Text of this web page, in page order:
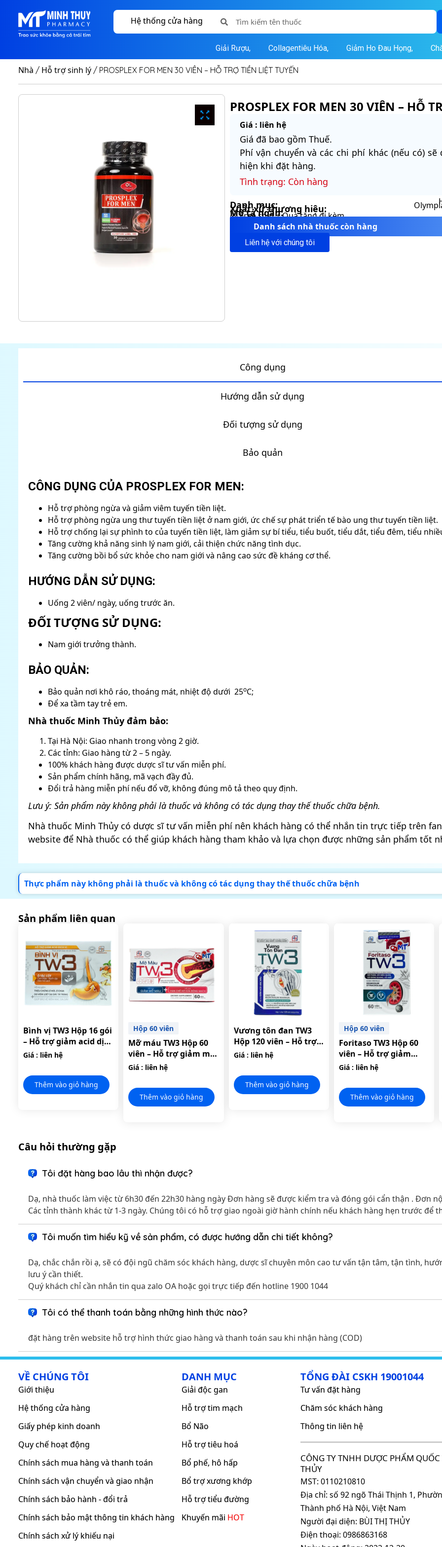
Hệ thống cửa hàng
Giải Rượu, Collagentiêu Hóa, Giảm Ho Đau Họng,
Nhà / Hỗ trợ sinh lý / PROSPLEX FOR MEN 30 VIÊN – HỖ TRỢ TIỀN LIỆT TUYẾN
PROSPLEX FOR MEN 30 VIÊN – HỖ
Giá : liên hệ
Giá đã bao gồm Thuế.
Phí vận chuyển và các chi phí khác (nếu có) sẽ
hiện khi đặt hàng.
Tình trạng: Còn hàng
Danh mục:
Xuất xứ thương hiệu:
Mô tả ngắn:
🎁 Free ship + Quà tặng đi kèm
Danh sách nhà thuốc còn hàng
Liên hệ với chúng tôi
Công dụng
Hướng dẫn sử dụng
Đối tượng sử dụng
Bảo quản
CÔNG DỤNG CỦA PROSPLEX FOR MEN:
Hỗ trợ phòng ngừa và giảm viêm tuyến tiền liệt.
Hỗ trợ phòng ngừa ung thư tuyến tiền liệt ở nam giới, ức chế sự phát triển tế bào ung thư tuyến tiền liệt.
Hỗ trợ chống lại sự phình to của tuyến tiền liệt, làm giảm sự bí tiểu, tiểu buốt, tiểu dắt, tiểu đêm, tiểu
Tăng cường khả năng sinh lý nam giới, cải thiện chức năng tình dục.
Tăng cường bồi bổ sức khỏe cho nam giới và nâng cao sức đề kháng cơ thể.
HƯỚNG DẪN SỬ DỤNG:
Uống 2 viên/ ngày, uống trước ăn.
ĐỐI TƯỢNG SỬ DỤNG:
Nam giới trưởng thành.
BẢO QUẢN:
Bảo quản nơi khô ráo, thoáng mát, nhiệt độ dưới 25oC;
Để xa tầm tay trẻ em.
Nhà thuốc Minh Thủy đảm bảo:
Tại Hà Nội: Giao nhanh trong vòng 2 giờ.
Các tỉnh: Giao hàng từ 2 – 5 ngày.
100% khách hàng được dược sĩ tư vấn miễn phí.
Sản phẩm chính hãng, mã vạch đầy đủ.
Đổi trả hàng miễn phí nếu đổ vỡ, không đúng mô tả theo quy định.
Lưu ý: Sản phẩm này không phải là thuốc và không có tác dụng thay thế thuốc chữa bệnh.
Nhà thuốc Minh Thủy có dược sĩ tư vấn miễn phí nên khách hàng có thể nhắn tin trực tiếp trên
website để Nhà thuốc có thể giúp khách hàng tham khảo và lựa chọn được những sản phẩm tốt
Thực phẩm này không phải là thuốc và không có tác dụng thay thế thuốc chữa bệnh
Sản phẩm liên quan
Bình vị TW3 Hộp 16 gói
– Hỗ trợ giảm acid dịch
vị.
Giá : liên hệ
Thêm vào giỏ hàng
Hộp 60 viên
Mỡ máu TW3 Hộp 60
viên – Hỗ trợ giảm mỡ
máu, hạn chế xơ vữa
động mạch.
Giá : liên hệ
Thêm vào giỏ hàng
Vương tôn đan TW3
Hộp 120 viên – Hỗ trợ
giảm acid uric máu.
Giá : liên hệ
Thêm vào giỏ hàng
Hộp 60 viên
Foritaso TW3 Hộp 60
viên – Hỗ trợ giảm
nguy cơ hình thành
Giá : liên hệ
Thêm vào giỏ hàng
Câu hỏi thường gặp
Tôi đặt hàng bao lâu thì nhận được?
Dạ, nhà thuốc làm việc từ 6h30 đến 22h30 hàng ngày Đơn hàng sẽ được kiểm tra và đóng gói cẩn thận . Đơn
Các tỉnh thành khác từ 1-3 ngày. Chúng tôi có hỗ trợ giao ngoài giờ hành chính nếu khách hàng hẹn trước để
Tôi muốn tìm hiểu kỹ về sản phẩm, có được hướng dẫn chi tiết không?
Dạ, chắc chắn rồi ạ, sẽ có đội ngũ chăm sóc khách hàng, dược sĩ chuyên môn cao tư vấn tận tâm, tận tình,
lưu ý cần thiết.
Quý khách chỉ cần nhắn tin qua zalo OA hoặc gọi trực tiếp đến hotline 1900 1044
Tôi có thể thanh toán bằng những hình thức nào?
đặt hàng trên website hỗ trợ hình thức giao hàng và thanh toán sau khi nhận hàng (COD)
VỀ CHÚNG TÔI
Giới thiệu
Hệ thống cửa hàng
Giấy phép kinh doanh
Quy chế hoạt động
Chính sách mua hàng và thanh toán
Chính sách vận chuyển và giao nhận
Chính sách bảo hành - đổi trả
Chính sách bảo mật thông tin khách hàng
Chính sách xử lý khiếu nại
DANH MỤC
Giải độc gan
Hỗ trợ tim mạch
Bổ Não
Hỗ trợ tiêu hoá
Bổ phế, hô hấp
Bổ trợ xương khớp
Hỗ trợ tiểu đường
Khuyến mãi HOT
TỔNG ĐÀI CSKH 19001044
Tư vấn đặt hàng
Chăm sóc khách hàng
Thông tin liên hệ
CÔNG TY TNHH DƯỢC PHẨM
THỦY
MST: 0110210810
Địa chỉ: số 92 ngõ Thái Thịnh 1,
Thành phố Hà Nội, Việt Nam
Người đại diện: BÙI THỊ THỦY
Điện thoại: 0986863168